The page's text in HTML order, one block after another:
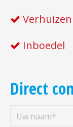
Verhuizen
Inboedel
Direct